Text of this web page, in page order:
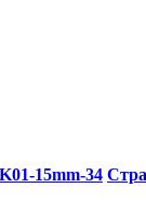
15mm-34